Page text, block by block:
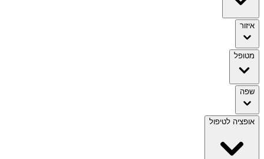
איזור
מטופל
שפה
אופציה לטיפול